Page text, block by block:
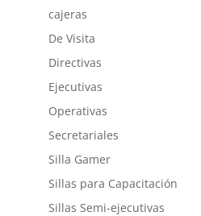
cajeras
De Visita
Directivas
Ejecutivas
Operativas
Secretariales
Silla Gamer
Sillas para Capacitación
Sillas Semi-ejecutivas